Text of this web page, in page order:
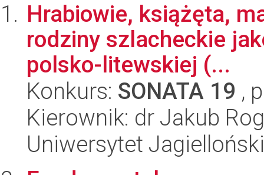
Hrabiowie, książęta,
rodziny szlacheckie
polsko-litewskiej (...
Konkurs: SONATA 19 ,
Kierownik: dr Jakub
Uniwersytet